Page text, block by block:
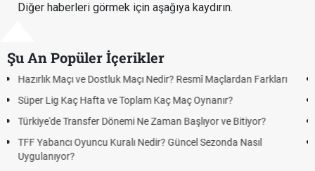
Diğer haberleri görmek için aşağıya kaydırın.
Şu An Popüler İçerikler
Puan Durumunda AG, OM ve Diğer Kısaltmalar Ne Anlama Gelir?
Skor Ne Demek? Sporda Skor ve Sonuç Kavramları
Futbol Nasıl Oynanır? Temel Futbol Kuralları
Deplasman Golü Kuralı Nedir? Hangi Organizasyonlarda
Uygulanıyor?